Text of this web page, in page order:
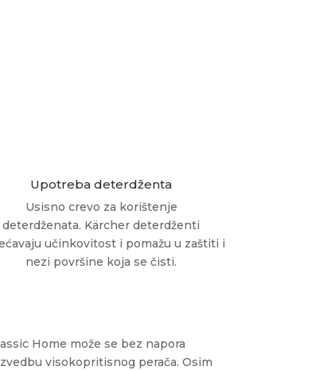
Upotreba deterdženta
Usisno crevo za korištenje
deterdženata. Kärcher deterdženti
učinkovitost i pomažu u zaštiti i
nezi površine koja se čisti.
Home može se bez napora
visokopritisnog perača. Osim